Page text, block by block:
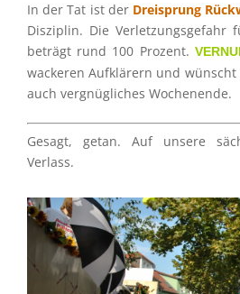
In der Tat ist der Dreisprung
Diszi­plin. Die Verlet­zungs­ge­fahr
beträgt rund 100 Prozent.
wacke­ren Aufklä­rern und
auch vergnüg­li­ches Wochenende.
Gesagt, getan. Auf unsere
Verlass.